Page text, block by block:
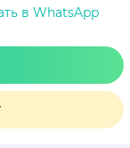
в WhatsApp